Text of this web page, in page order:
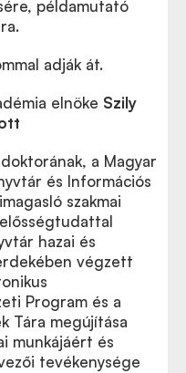
példamutató
adják át.
elnöke Szily
a Magyar
és Információs
szakmai
hazai és
végzett
Program és a
Tára megújítása
munkájáért és
tevékenysége